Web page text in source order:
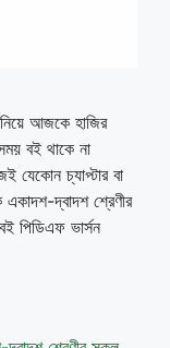
আজকে হাজির
বই থাকে না
যেকোন চ্যাপ্টার বা
দ্বাদশ শ্রেণীর
পিডিএফ ভার্সন